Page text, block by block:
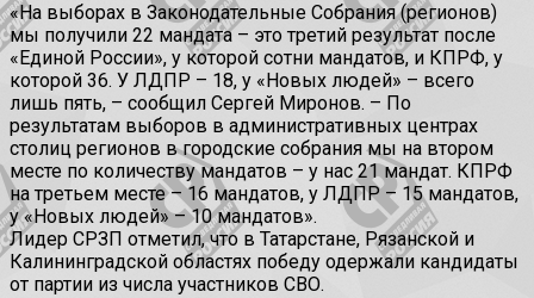
«На выборах в Законодательные Собрания (регионов)
мы получили 22 мандата – это третий результат после
«Единой России», у которой сотни мандатов, и КПРФ, у
которой 36. У ЛДПР – 18, у «Новых людей» – всего
лишь пять, – сообщил Сергей Миронов. – По
результатам выборов в административных центрах
столиц регионов в городские собрания мы на втором
месте по количеству мандатов – у нас 21 мандат. КПРФ
на третьем месте – 16 мандатов, у ЛДПР – 15 мандатов,
у «Новых людей» – 10 мандатов».
Лидер СРЗП отметил, что в Татарстане, Рязанской и
Калининградской областях победу одержали кандидаты
от партии из числа участников СВО.